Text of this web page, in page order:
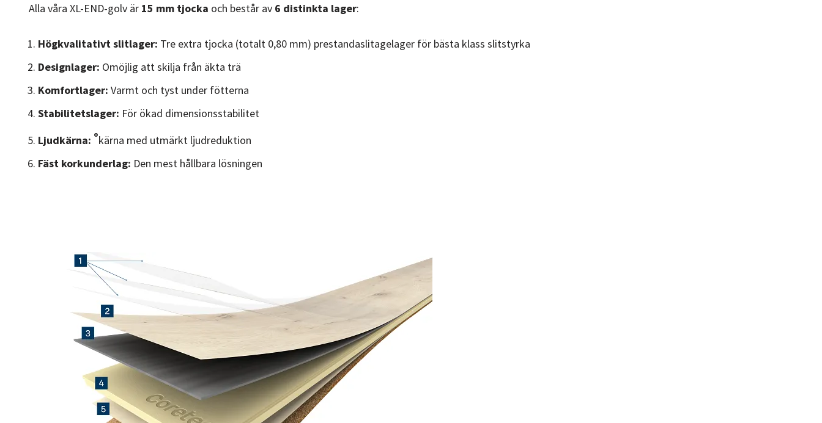
Alla våra XL-END-golv är 15 mm tjocka och består av 6 distinkta lager:
Högkvalitativt slitlager: Tre extra tjocka (totalt 0,80 mm) prestandaslitagelager för bästa klass slitstyrka
Designlager: Omöjlig att skilja från äkta trä
Komfortlager: Varmt och tyst under fötterna
Stabilitetslager: För ökad dimensionsstabilitet
Ljudkärna: ®kärna med utmärkt ljudreduktion
Fäst korkunderlag: Den mest hållbara lösningen